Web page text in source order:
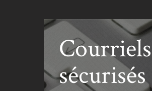
Courriels
sécurisés